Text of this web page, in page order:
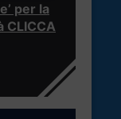
per la
CLICCA